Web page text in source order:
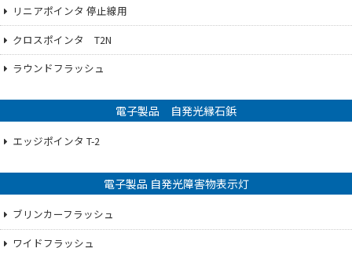
リニアポインタ 停止線用
クロスポインタ T2N
ラウンドフラッシュ
電子製品 自発光縁石鋲
エッジポインタ T-2
電子製品 自発光障害物表示灯
ブリンカーフラッシュ
ワイドフラッシュ